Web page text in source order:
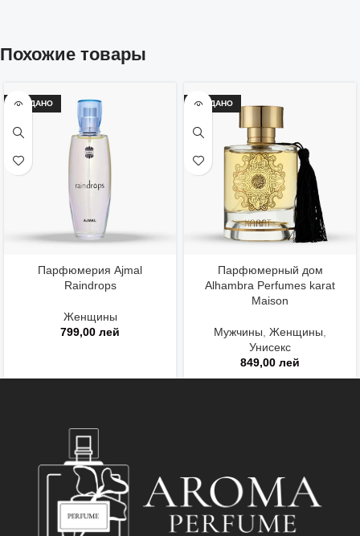
Похожие товары
ПРОДАНО
Парфюмерия Ajmal
Raindrops
Женщины
799,00 лей
ПРОДАНО
Парфюмерный дом
Alhambra Perfumes karat
Maison
Мужчины Женщины
Унисекс
849,00 лей